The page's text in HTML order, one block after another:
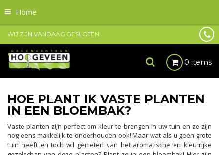
Home
WIJ ZIJN VANDAAG GESLOTEN
0 items
HOE PLANT IK VASTE PLANTEN
IN EEN BLOEMBAK?
Vaste planten zijn perfect om kleur te brengen in uw tuin en ze zijn
nog eens makkelijk te onderhouden ook! Maar wat als u geen grote
tuin heeft en toch wil genieten van het aromatische en kleurrijke